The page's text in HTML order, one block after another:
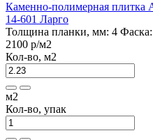
Каменно-полимерная
14-601 Ларго
Толщина планки, мм: 4 Фаска:
2100 р/м2
Кол-во, м2
м2
Кол-во, упак